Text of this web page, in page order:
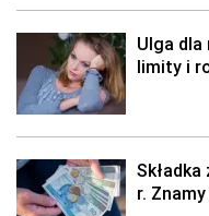
Ulga dla
limity i
r.